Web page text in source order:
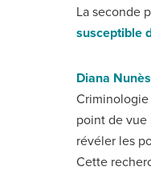
La seconde
susceptible
Diana
Criminologie
point de vue
révéler les
Cette